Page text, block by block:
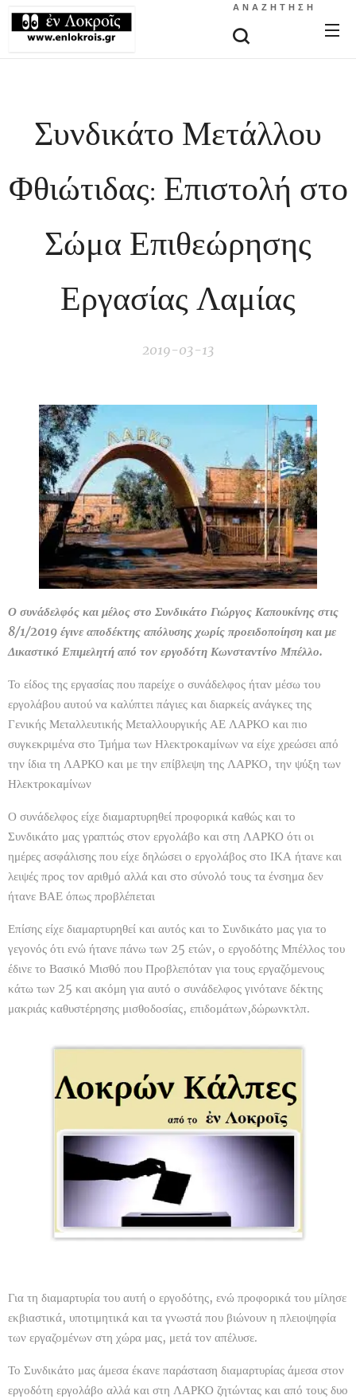
ΑΝΑΖΉΤΗΣΗ
Συνδικάτο Μετάλλου
Φθιώτιδας: Επιστολή στο
Σώμα Επιθεώρησης
Εργασίας Λαμίας
2019-03-13
Ο συνάδελφός και μέλος στο Συνδικάτο Γιώργος Καπουκίνης στις
8/1/2019 έγινε αποδέκτης απόλυσης χωρίς προειδοποίηση και με
Δικαστικό Επιμελητή από τον εργοδότη Κωνσταντίνο Μπέλλο.
Το είδος της εργασίας που παρείχε ο συνάδελφος ήταν μέσω του
εργολάβου αυτού να καλύπτει πάγιες και διαρκείς ανάγκες της
Γενικής Μεταλλευτικής Μεταλλουργικής ΑΕ ΛΑΡΚΟ και πιο
συγκεκριμένα στο Τμήμα των Ηλεκτροκαμίνων να είχε χρεώσει από
την ίδια τη ΛΑΡΚΟ και με την επίβλεψη της ΛΑΡΚΟ, την ψύξη των
Ηλεκτροκαμίνων
Ο συνάδελφος είχε διαμαρτυρηθεί προφορικά καθώς και το
Συνδικάτο μας γραπτώς στον εργολάβο και στη ΛΑΡΚΟ ότι οι
ημέρες ασφάλισης που είχε δηλώσει ο εργολάβος στο ΙΚΑ ήτανε και
λειψές προς τον αριθμό αλλά και στο σύνολό τους τα ένσημα δεν
ήτανε ΒΑΕ όπως προβλέπεται
Επίσης είχε διαμαρτυρηθεί και αυτός και το Συνδικάτο μας για το
γεγονός ότι ενώ ήτανε πάνω των 25 ετών, ο εργοδότης Μπέλλος του
έδινε το Βασικό Μισθό που Προβλεπόταν για τους εργαζόμενους
κάτω των 25 και ακόμη για αυτό ο συνάδελφος γινότανε δέκτης
μακριάς καθυστέρησης μισθοδοσίας, επιδομάτων,δώρωνκτλπ.
Για τη διαμαρτυρία του αυτή ο εργοδότης, ενώ προφορικά του μίλησε
εκβιαστικά, υποτιμητικά και τα γνωστά που βιώνουν η πλειοψηφία
των εργαζομένων στη χώρα μας, μετά τον απέλυσε.
Το Συνδικάτο μας άμεσα έκανε παράσταση διαμαρτυρίας άμεσα στον
εργοδότη εργολάβο αλλά και στη ΛΑΡΚΟ ζητώντας και από τους δυο